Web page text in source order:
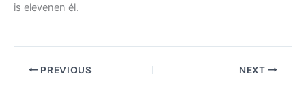
is elevenen él.
PREVIOUS NEXT